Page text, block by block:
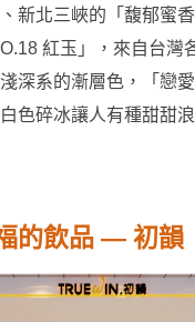
新北三峽的「馥郁蜜
紅玉」，來自台灣
深系的漸層色，「戀
色碎冰讓人有種甜甜
的飲品 — 初韻